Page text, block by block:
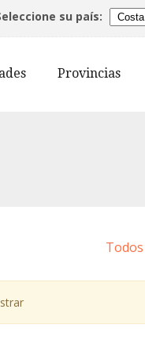
su país:
Provincias
Todos